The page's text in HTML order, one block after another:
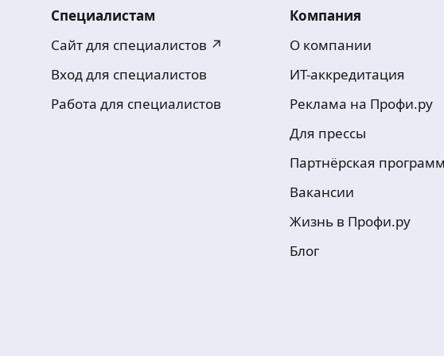
Специалистам
Сайт для специалистов ↗
Вход для специалистов
Работа для специалистов
Компания
О компании
ИТ-аккредитация
Реклама на Профи.ру
Для прессы
Партнёрская
Вакансии
Жизнь в Профи.ру
Блог